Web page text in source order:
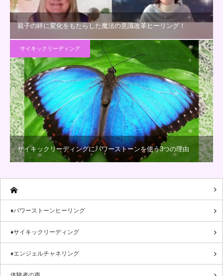
親子の絆に変化をもたらした魔法の意識改革ヒーリング！
サイキックリーディング
サイキックリーディングにパワーストーンを使う3つの理由
♦パワーストーンヒーリング
♦サイキックリーディング
♦エンジェルチャネリング